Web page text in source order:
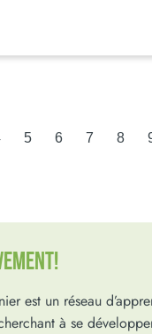
5 6 7 8
est un réseau
à se